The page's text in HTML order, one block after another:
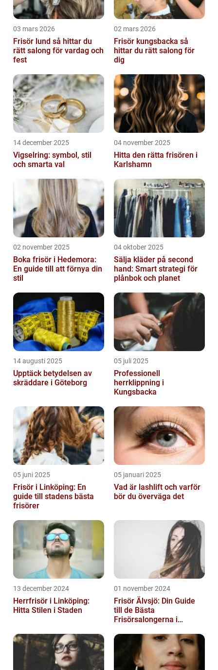
03 mars 2026
Frisör lund så hittar du
rätt salong för vardag och
fest
02 mars 2026
Frisör kungsbacka så
hittar du rätt salong för
dig
14 december 2025
Vigselring: symbol, stil
och smarta val
04 november 2025
Hitta den rätta frisören i
Karlshamn
02 november 2025
Boka frisör i Hedemora:
En guide till att förnya din
stil
04 oktober 2025
Sälja kläder på second
hand: Smart strategi för
plånbok och planet
14 augusti 2025
Upptäck betydelsen av
skräddare i Göteborg
05 juli 2025
Professionell
herrklippning i
Kungsbacka
05 juni 2025
Frisör i Linköping: En
guide till stadens bästa
frisörer
05 januari 2025
Vad är lashlift och varför
bör du överväga det
13 december 2024
Herrfrisör i Linköping:
Hitta Stilen i Staden
01 november 2024
Frisör Älvsjö: Din Guide
till de Bästa
Frisörsalongerna i